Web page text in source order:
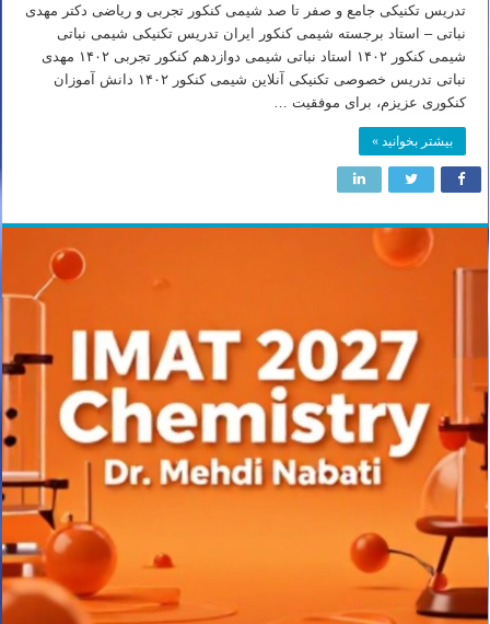
تدریس تکنیکی جامع و صفر تا صد شیمی کنکور تجربی و ریاضی دکتر مهدی
نباتی – استاد برجسته شیمی کنکور ایران تدریس تکنیکی شیمی نباتی
شیمی کنکور ۱۴۰۲ استاد نباتی شیمی دوازدهم کنکور تجربی ۱۴۰۲ مهدی
نباتی تدریس خصوصی تکنیکی آنلاین شیمی کنکور ۱۴۰۲ دانش آموزان
کنکوری عزیزم، برای موفقیت …
بیشتر بخوانید »